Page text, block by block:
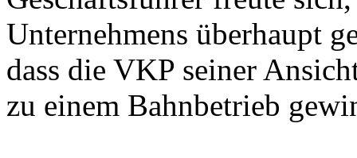
Unternehmens überhaupt
dass die VKP seiner
zu einem Bahnbetrieb